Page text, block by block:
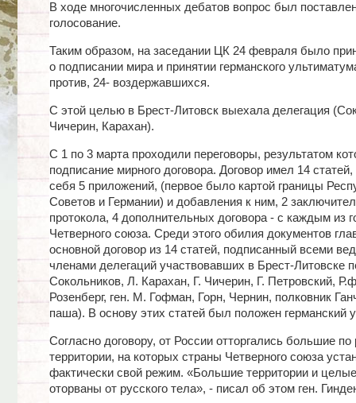
В ходе многочисленных дебатов вопрос был
голосование.
Таким образом, на заседании ЦК 24 февраля было
о подписании мира и принятии германского
против, 24- воздержавшихся.
С этой целью в Брест-Литовск выехала делегация
Чичерин, Карахан).
С 1 по 3 марта проходили переговоры, результатом
подписание мирного договора. Договор имел 14
себя 5 приложений, (первое было картой границы
Советов и Германии) и добавления к ним, 2
протокола, 4 дополнительных договора - с каждым из
Четверного союза. Среди этого обилия документов
основной договор из 14 статей, подписанный всеми
членами делегаций участвовавших в Брест-Литовске
Сокольников, Л. Карахан, Г. Чичерин, Г. Петровский,
Розенберг, ген. М. Гофман, Горн, Чернин, полковник
паша). В основу этих статей был положен германский
Согласно договору, от России отторгались большие
территории, на которых страны Четверного союза
фактически свой режим. «Большие территории и
оторваны от русского тела», - писал об этом ген.